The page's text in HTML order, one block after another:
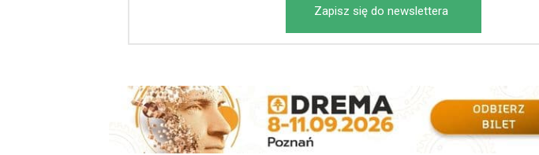
Zapisz się do newslettera